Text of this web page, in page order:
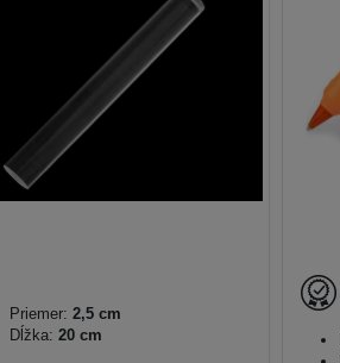
Priemer: 2,5 cm
Dĺžka: 20 cm